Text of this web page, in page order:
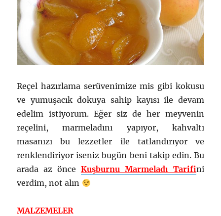
Reçel hazırlama serüvenimize mis gibi kokusu
ve yumuşacık dokuya sahip kayısı ile devam
edelim istiyorum. Eğer siz de her meyvenin
reçelini, marmeladını yapıyor, kahvaltı
masanızı bu lezzetler ile tatlandırıyor ve
renklendiriyor iseniz bugün beni takip edin. Bu
arada az önce Kuşburnu Marmeladı Tarifini
verdim, not alın
MALZEMELER